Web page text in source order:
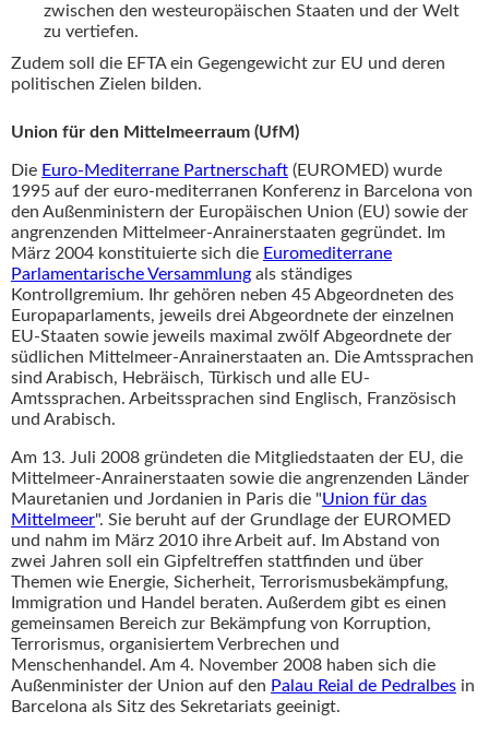
zwischen den westeuropäischen Staaten und der Welt
zu vertiefen.
Zudem soll die EFTA ein Gegengewicht zur EU und deren
politischen Zielen bilden.
Union für den Mittelmeerraum (UfM)
Die Euro-Mediterrane Partnerschaft (EUROMED) wurde
1995 auf der euro-mediterranen Konferenz in Barcelona von
den Außenministern der Europäischen Union (EU) sowie der
angrenzenden Mittelmeer-Anrainerstaaten gegründet. Im
März 2004 konstituierte sich die Euromediterrane
Parlamentarische Versammlung als ständiges
Kontrollgremium. Ihr gehören neben 45 Abgeordneten des
Europaparlaments, jeweils drei Abgeordnete der einzelnen
EU-Staaten sowie jeweils maximal zwölf Abgeordnete der
südlichen Mittelmeer-Anrainerstaaten an. Die Amtssprachen
sind Arabisch, Hebräisch, Türkisch und alle EU-
Amtssprachen. Arbeitssprachen sind Englisch, Französisch
und Arabisch.
Am 13. Juli 2008 gründeten die Mitgliedstaaten der EU, die
Mittelmeer-Anrainerstaaten sowie die angrenzenden Länder
Mauretanien und Jordanien in Paris die "Union für das
Mittelmeer". Sie beruht auf der Grundlage der EUROMED
und nahm im März 2010 ihre Arbeit auf. Im Abstand von
zwei Jahren soll ein Gipfeltreffen stattfinden und über
Themen wie Energie, Sicherheit, Terrorismusbekämpfung,
Immigration und Handel beraten. Außerdem gibt es einen
gemeinsamen Bereich zur Bekämpfung von Korruption,
Terrorismus, organisiertem Verbrechen und
Menschenhandel. Am 4. November 2008 haben sich die
Außenminister der Union auf den Palau Reial de Pedralbes in
Barcelona als Sitz des Sekretariats geeinigt.